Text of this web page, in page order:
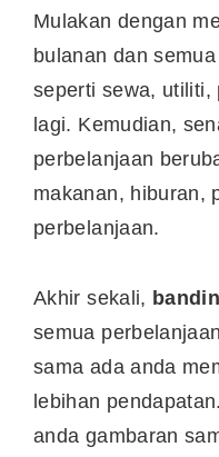
Mulakan dengan
bulanan dan
seperti sewa, utiliti,
lagi. Kemudian,
perbelanjaan
makanan, hiburan,
perbelanjaan.
Akhir sekali,
semua
sama ada anda
lebihan
anda gambaran